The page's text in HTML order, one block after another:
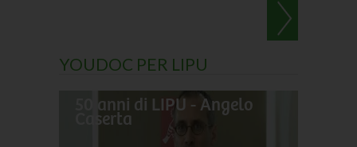
YOUDOC PER LIPU
50 anni di LIPU - Angelo
Caserta